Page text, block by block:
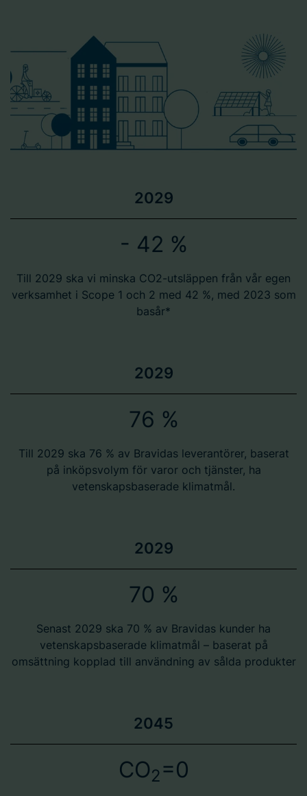
2029
- 42 %
Till 2029 ska vi minska CO2-utsläppen från vår egen
verksamhet i Scope 1 och 2 med 42 %, med 2023 som
basår*​
2029
76 %
Till 2029 ska 76 % av Bravidas leverantörer, baserat
på inköpsvolym för varor och tjänster, ha
vetenskapsbaserade klimatmål.
2029
70 %
Senast 2029 ska 70 % av Bravidas kunder ha
vetenskapsbaserade klimatmål – baserat på
omsättning kopplad till användning av sålda produkter
2045
CO2 =0